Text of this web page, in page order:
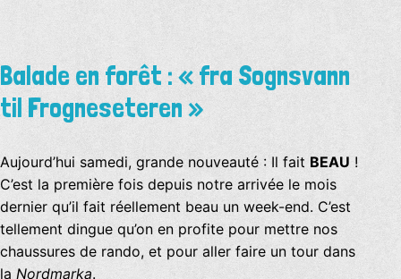
gomme
Balade en forêt : « fra Sognsvann
til Frogneseteren »
Aujourd’hui samedi, grande nouveauté : Il fait BEAU !
C’est la première fois depuis notre arrivée le mois
dernier qu’il fait réellement beau un week-end. C’est
tellement dingue qu’on en profite pour mettre nos
chaussures de rando, et pour aller faire un tour dans
la Nordmarka.